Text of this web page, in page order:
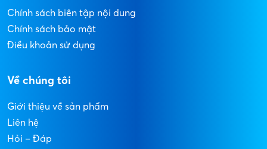
Chính sách biên tập nội dung
Chính sách bảo mật
Điều khoản sử dụng
Về chúng tôi
Giới thiệu về sản phẩm
Liên hệ
Hỏi – Đáp